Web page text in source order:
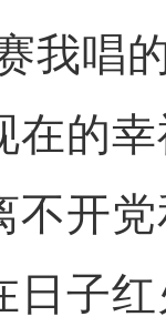
我唱
在的
不开
日子